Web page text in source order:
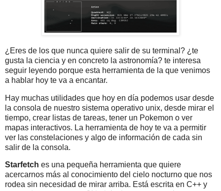
¿Eres de los que nunca quiere salir de su terminal? ¿te
gusta la ciencia y en concreto la astronomía? te interesa
seguir leyendo porque esta herramienta de la que venimos
a hablar hoy te va a encantar.
Hay muchas utilidades que hoy en día podemos usar desde
la consola de nuestro sistema operativo unix, desde mirar el
tiempo, crear listas de tareas, tener un Pokemon o ver
mapas interactivos. La herramienta de hoy te va a permitir
ver las constelaciones y algo de información de cada sin
salir de la consola.
Starfetch es una pequeña herramienta que quiere
acercarnos más al conocimiento del cielo nocturno que nos
rodea sin necesidad de mirar arriba. Está escrita en C++ y